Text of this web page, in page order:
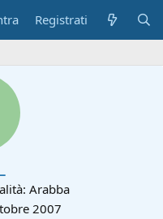
Registrati
Arabba
2007